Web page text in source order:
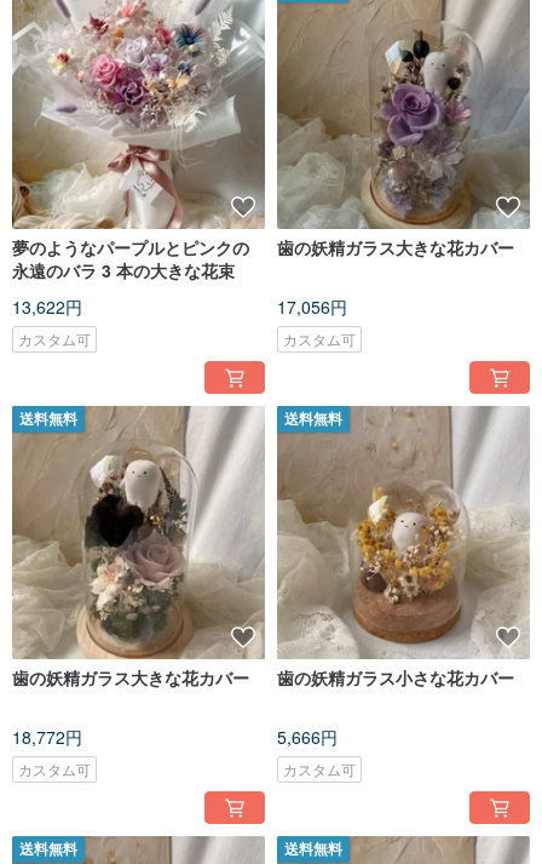
夢のようなパープルとピンクの
永遠のバラ 3 本の大きな花束
13,622円
カスタム可
歯の妖精ガラス大きな花カバー
17,056円
カスタム可
送料無料
歯の妖精ガラス大きな花カバー
18,772円
カスタム可
送料無料
歯の妖精ガラス小さな花カバー
5,666円
カスタム可
送料無料 送料無料